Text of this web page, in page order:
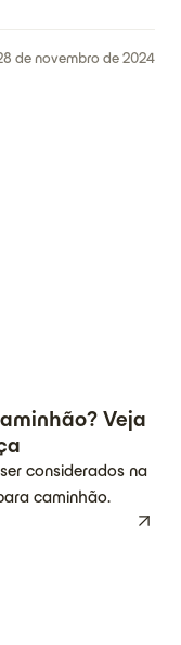
de novembro de 2024
Veja
considerados na
caminhão.